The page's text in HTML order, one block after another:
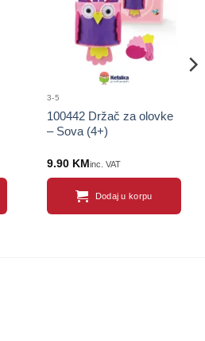
3-5
100442 Držač za olovke
– Sova (4+)
9.90 KM inc. VAT
Dodaj u korpu